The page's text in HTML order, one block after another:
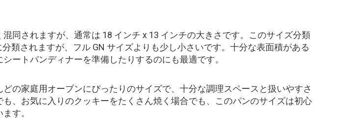
同されますが、通常は 18 インチ x 13 インチの大きさです。このサイズ分類
類されますが、フル GN サイズよりも少し小さいです。十分な表面積がある
ートパンディナーを準備したりするのにも最適です。
の家庭用オーブンにぴったりのサイズで、十分な調理スペースと扱いやすさ
、お気に入りのクッキーをたくさん焼く場合でも、このパンのサイズは初心
す。